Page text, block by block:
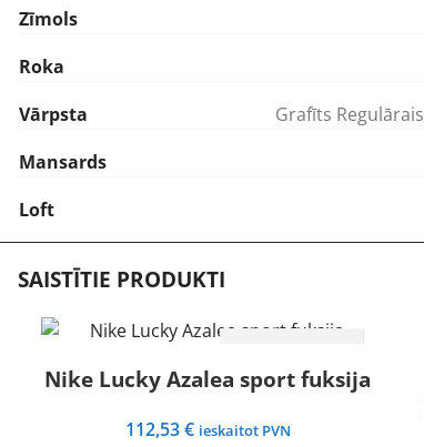
Zīmols
Roka
Vārpsta
Grafīts Regulārais
Mansards
Loft
SAISTĪTIE PRODUKTI
Nike Lucky Azalea sport fuksija
112,53€ ieskaitot PVN